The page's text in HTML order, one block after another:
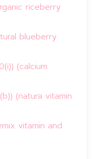
riceberry
blueberry
(calcium
(natura vitamin
vitamin and